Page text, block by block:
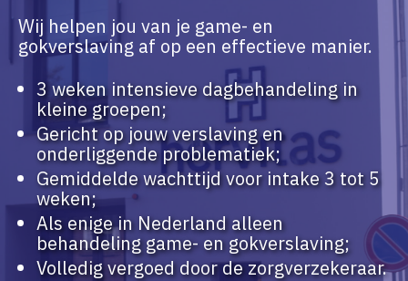
Wij helpen jou van je game- en
gokverslaving af op een effectieve manier.
3 weken intensieve dagbehandeling in
kleine groepen;
Gericht op jouw verslaving en
onderliggende problematiek;
Gemiddelde wachttijd voor intake 3 tot 5
weken;
Als enige in Nederland alleen
behandeling game- en gokverslaving;
Volledig vergoed door de zorgverzekeraar.